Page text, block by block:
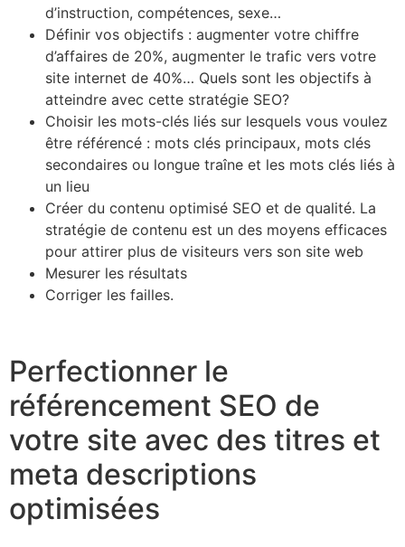
d’instruction, compétences, sexe…
Définir vos objectifs : augmenter votre chiffre
d’affaires de 20%, augmenter le trafic vers votre
site internet de 40%… Quels sont les objectifs à
atteindre avec cette stratégie SEO?
Choisir les mots-clés liés sur lesquels vous voulez
être référencé : mots clés principaux, mots clés
secondaires ou longue traîne et les mots clés liés à
un lieu
Créer du contenu optimisé SEO et de qualité. La
stratégie de contenu est un des moyens efficaces
pour attirer plus de visiteurs vers son site web
Mesurer les résultats
Corriger les failles.
Perfectionner le
référencement SEO de
votre site avec des titres et
meta descriptions
optimisées